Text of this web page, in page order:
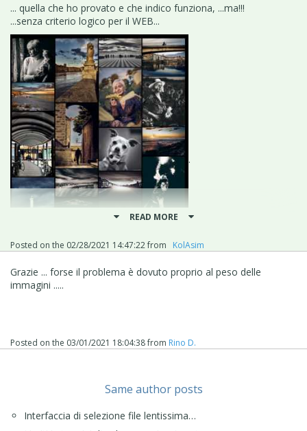
... quella che ho provato e che indico funziona, ...ma!!!
...senza criterio logico per il WEB...
.
READ MORE
Posted on the 02/28/2021 14:47:22from ‪ KolAsim ‪ ‪
Grazie ... forse il problema è dovuto proprio al peso delle
immagini .....
Posted on the 03/01/2021 18:04:38from Rino D.
Same author posts
Interfaccia di selezione file lentissima…